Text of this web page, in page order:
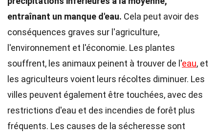
entraînant un manque d'eau. Cela peut avoir des
conséquences graves sur l'agriculture,
l'environnement et l'économie. Les plantes
souffrent, les animaux peinent à trouver de l'eau, et
les agriculteurs voient leurs récoltes diminuer. Les
villes peuvent également être touchées, avec des
restrictions d'eau et des incendies de forêt plus
fréquents. Les causes de la sécheresse sont